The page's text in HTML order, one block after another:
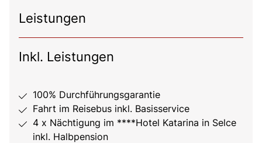
Leistungen
Inkl. Leistungen
100% Durchführungsgarantie
Fahrt im Reisebus inkl. Basisservice
4 x Nächtigung im ****Hotel Katarina in Selce
inkl. Halbpension